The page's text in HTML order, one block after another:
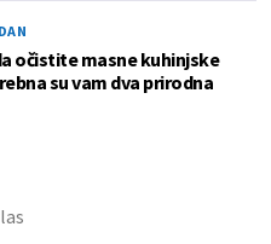
očistite masne kuhinjske
su vam dva prirodna